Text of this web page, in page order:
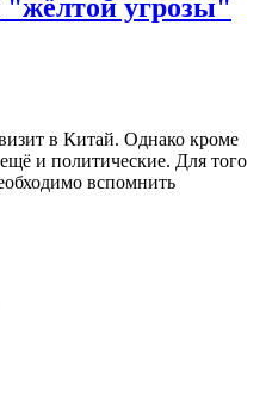
"жёлтой угрозы"
в Китай. Однако кроме
и политические. Для того
вспомнить